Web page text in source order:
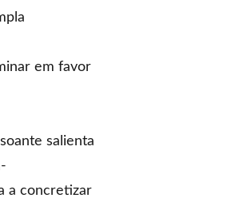
em favor
salienta
a concretizar